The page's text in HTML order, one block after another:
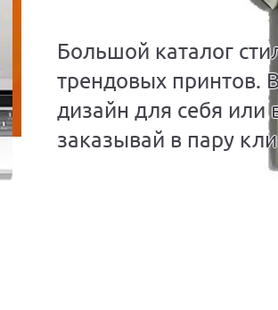
Большой каталог
трендовых принтов.
дизайн для себя или
заказывай в пару